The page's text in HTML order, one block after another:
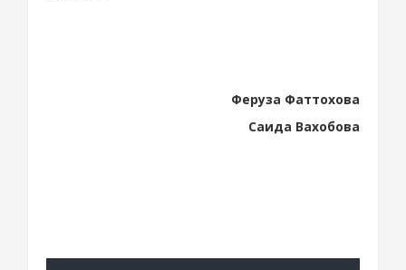
Феруза Фаттохова
Саида Вахобова